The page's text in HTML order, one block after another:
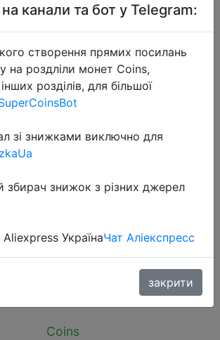
Lantern Titanium
Flashlight
Lamp Self Defense
Lumen Tent Fishing
Coins
канали та бот у Telegram:
створення прямих посилань
на роздліли монет Coins,
розділів, для більшої
зі знижками виключно для
збирач знижок з різних джерел
Aliexpress УкраїнаЧат Аліекспресс
закрити